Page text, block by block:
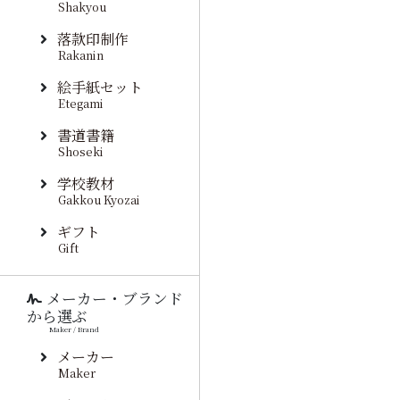
Shakyou
落款印制作
Rakanin
絵手紙セット
Etegami
書道書籍
Shoseki
学校教材
Gakkou Kyozai
ギフト
Gift
メーカー・ブランド
から選ぶ
Maker / Brand
メーカー
Maker